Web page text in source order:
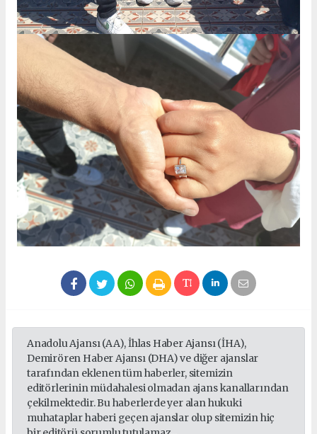
Anadolu Ajansı (AA), İhlas Haber Ajansı (İHA),
Demirören Haber Ajansı (DHA) ve diğer ajanslar
tarafından eklenen tüm haberler, sitemizin
editörlerinin müdahalesi olmadan ajans kanallarından
çekilmektedir. Bu haberlerde yer alan hukuki
muhataplar haberi geçen ajanslar olup sitemizin hiç